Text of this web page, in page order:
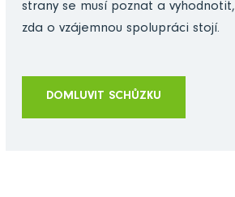
strany se musí poznat a vyhodnotit,
zda o vzájemnou spolupráci stojí.
DOMLUVIT SCHŮZKU